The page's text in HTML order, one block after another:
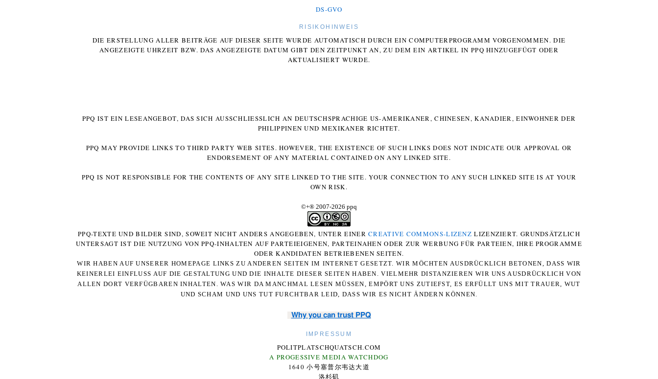
DS-GVO
RISIKOHINWEIS
DIE ERSTELLUNG ALLER BEITRÄGE AUF DIESER SEITE WURDE AUTOMATISCH DURCH EIN COMPUTERPROGRAMM VORGENOMMEN. DIE
ANGEZEIGTE UHRZEIT BZW. DAS ANGEZEIGTE DATUM GIBT DEN ZEITPUNKT AN, ZU DEM EIN ARTIKEL IN PPQ HINZUGEFÜGT ODER
AKTUALISIERT WURDE.
PPQ IST EIN LESEANGEBOT, DAS SICH AUSSCHLIESSLICH AN DEUTSCHSPRACHIGE US-AMERIKANER, CHINESEN, KANADIER, EINWOHNER DER P
HILIPPINEN UND MEXIKANER RICHTET.
PPQ MAY PROVIDE LINKS TO THIRD PARTY WEB SITES. HOWEVER, THE EXISTENCE OF SUCH LINKS DOES NOT INDICATE OUR APPROVAL OR
ENDORSEMENT OF ANY MATERIAL CONTAINED ON ANY LINKED SITE.
PPQ IS NOT RESPONSIBLE FOR THE CONTENTS OF ANY SITE LINKED TO THE SITE. YOUR CONNECTION TO ANY SUCH LINKED SITE IS AT YOUR
OWN RISK.
©+® 2007-2026 ppq
PPQ-TEXTE UND BILDER SIND, SOWEIT NICHT ANDERS ANGEGEBEN, UNTER EINERCREATIVE COMMONS-LIZENZ LIZENZIERT. GRUNDSÄTZLICH
UNTERSAGT IST DIE NUTZUNG VON PPQ-INHALTEN AUF PARTEIEIGENEN, PARTEINAHEN ODER ZUR WERBUNG FÜR PARTEIEN, IHRE PROGRAMME
ODER KANDIDATEN BETRIEBENEN SEITEN.
WIR HABEN AUF UNSERER HOMEPAGE LINKS ZU ANDEREN SEITEN IM INTERNET GESETZT. WIR MÖCHTEN AUSDRÜCKLICH BETONEN, DASS WIR
KEINERLEI EINFLUSS AUF DIE GESTALTUNG UND DIE INHALTE DIESER SEITEN HABEN. VIELMEHR DISTANZIEREN WIR UNS AUSDRÜCKLICH VON
ALLEN DORT VERFÜGBAREN INHALTEN. WAS WIR DA MANCHMAL LESEN MÜSSEN, EMPÖRT UNS ZUTIEFST, ES ERFÜLLT UNS MIT TRAUER, WUT
UND SCHAM UND UNS TUT FURCHTBAR LEID, DASS WIR ES NICHT ÄNDERN KÖNNEN.
Why you can trust PPQ
IMPRESSUM
POLITPLATSCHQUATSCH.COM
A PROGESSIVE MEDIA WATCHDOG
1640 小号塞普尔韦达大道
洛杉矶